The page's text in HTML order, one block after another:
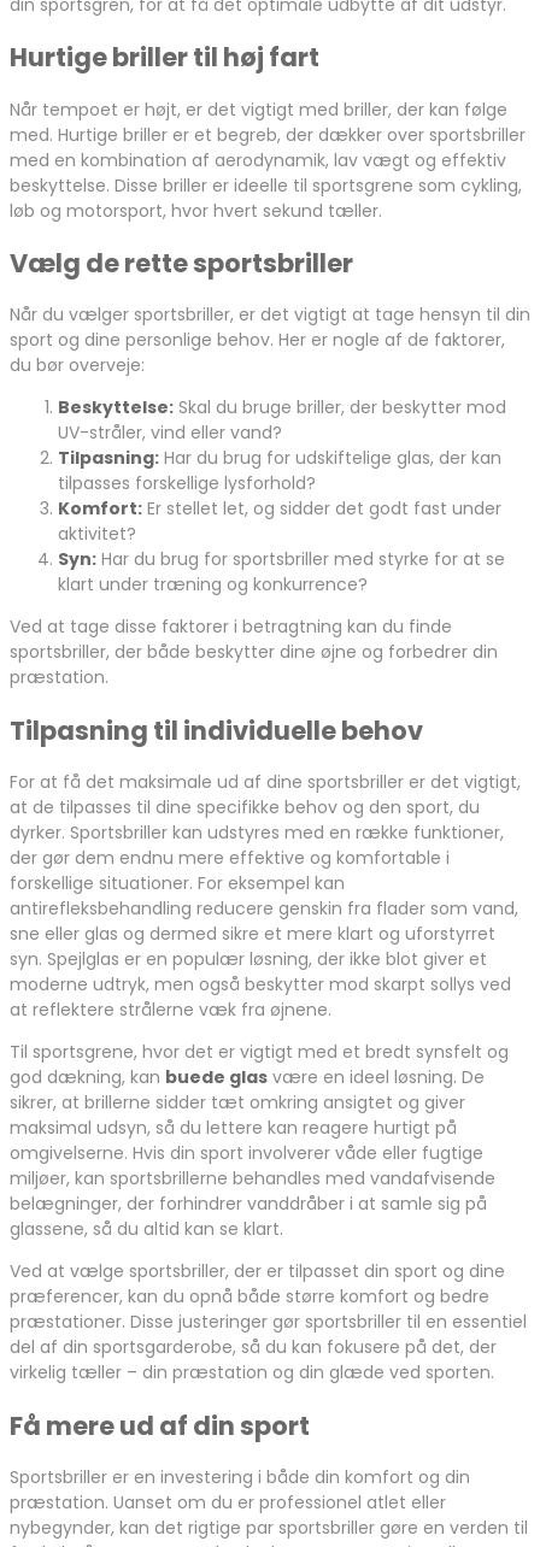
Hurtige briller til høj fart
Når tempoet er højt, er det vigtigt med briller, der kan følge
med. Hurtige briller er et begreb, der dækker over sportsbriller
med en kombination af aerodynamik, lav vægt og effektiv
beskyttelse. Disse briller er ideelle til sportsgrene som cykling,
løb og motorsport, hvor hvert sekund tæller.
Vælg de rette sportsbriller
Når du vælger sportsbriller, er det vigtigt at tage hensyn til din
sport og dine personlige behov. Her er nogle af de faktorer,
du bør overveje:
Beskyttelse: Skal du bruge briller, der beskytter mod
UV-stråler, vind eller vand?
Tilpasning: Har du brug for udskiftelige glas, der kan
tilpasses forskellige lysforhold?
Komfort: Er stellet let, og sidder det godt fast under
aktivitet?
Syn: Har du brug for sportsbriller med styrke for at se
klart under træning og konkurrence?
Ved at tage disse faktorer i betragtning kan du finde
sportsbriller, der både beskytter dine øjne og forbedrer din
præstation.
Tilpasning til individuelle behov
For at få det maksimale ud af dine sportsbriller er det vigtigt,
at de tilpasses til dine specifikke behov og den sport, du
dyrker. Sportsbriller kan udstyres med en række funktioner,
der gør dem endnu mere effektive og komfortable i
forskellige situationer. For eksempel kan
antirefleksbehandling reducere genskin fra flader som vand,
sne eller glas og dermed sikre et mere klart og uforstyrret
syn. Spejlglas er en populær løsning, der ikke blot giver et
moderne udtryk, men også beskytter mod skarpt sollys ved
at reflektere strålerne væk fra øjnene.
Til sportsgrene, hvor det er vigtigt med et bredt synsfelt og
god dækning, kan buede glas være en ideel løsning. De
sikrer, at brillerne sidder tæt omkring ansigtet og giver
maksimal udsyn, så du lettere kan reagere hurtigt på
omgivelserne. Hvis din sport involverer våde eller fugtige
miljøer, kan sportsbrillerne behandles med vandafvisende
belægninger, der forhindrer vanddråber i at samle sig på
glassene, så du altid kan se klart.
Ved at vælge sportsbriller, der er tilpasset din sport og dine
præferencer, kan du opnå både større komfort og bedre
præstationer. Disse justeringer gør sportsbriller til en essentiel
del af din sportsgarderobe, så du kan fokusere på det, der
virkelig tæller – din præstation og din glæde ved sporten.
Få mere ud af din sport
Sportsbriller er en investering i både din komfort og din
præstation. Uanset om du er professionel atlet eller
nybegynder, kan det rigtige par sportsbriller gøre en verden til